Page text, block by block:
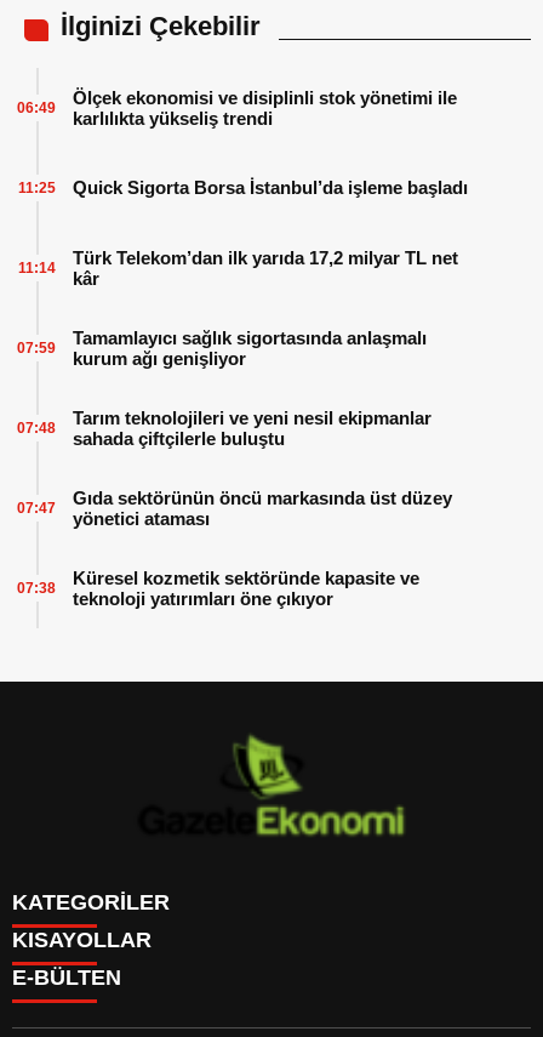
İlginizi Çekebilir
Ölçek ekonomisi ve disiplinli stok yönetimi ile
karlılıkta yükseliş trendi
06:49
Quick Sigorta Borsa İstanbul’da işleme başladı
11:25
Türk Telekom’dan ilk yarıda 17,2 milyar TL net
kâr
11:14
Tamamlayıcı sağlık sigortasında anlaşmalı
kurum ağı genişliyor
07:59
Tarım teknolojileri ve yeni nesil ekipmanlar
sahada çiftçilerle buluştu
07:48
Gıda sektörünün öncü markasında üst düzey
yönetici ataması
07:47
Küresel kozmetik sektöründe kapasite ve
teknoloji yatırımları öne çıkıyor
07:38
KATEGORİLER
GÜNDEM
DÜNYA
SİYASET
KISAYOLLAR
BURÇLAR
E-BÜLTEN